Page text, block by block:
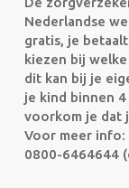
Nederlandse
gratis, je
kiezen bij
dit kan bij je
je kind binnen
voorkom je dat
Voor meer info:
0800-6464644